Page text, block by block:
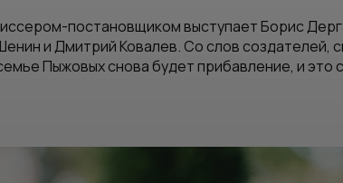
постановщиком выступает Борис
и Дмитрий Ковалев. Со слов создателей,
Пыжовых снова будет прибавление, и